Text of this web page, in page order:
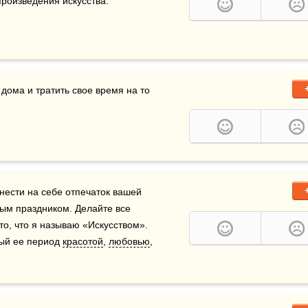
и тратить свое время на то
на себе отпечаток вашей
праздником. Делайте все
что я называю «Искусством».
ее период красотой любовью